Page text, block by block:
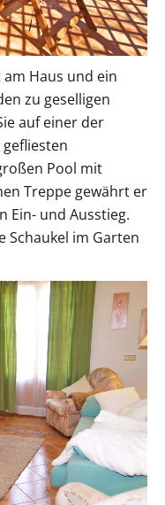
Haus und ein
zu geselligen
auf einer der
Pool mit
Treppe gewährt er
Ein- und Ausstieg.
Schaukel im Garten